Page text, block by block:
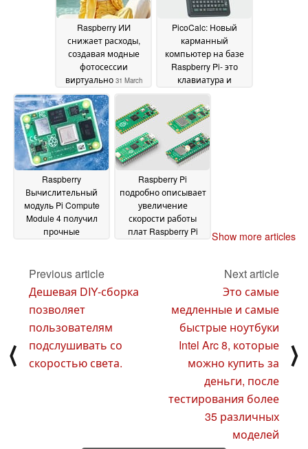
Raspberry ИИ
снижает расходы,
создавая модные
фотосессии
виртуально 31 March
2025
PicoCalc: Новый
карманный
компьютер на базе
Raspberry Pi- это
клавиатура и
встроенный
аккумулятор
2025
Raspberry
Вычислительный
модуль Pi Compute
Module 4 получил
прочные
Raspberry Pi
подробно описывает
увеличение
скорости работы
плат Raspberry Pi
Show more articles
⟨
Previous article
Дешевая DIY-сборка
позволяет
пользователям
подслушивать со
скоростью света.
Next article
Это самые
медленные и самые
быстрые ноутбуки
Intel Arc 8, которые
можно купить за
деньги, после
тестирования более
35 различных
моделей
⟩